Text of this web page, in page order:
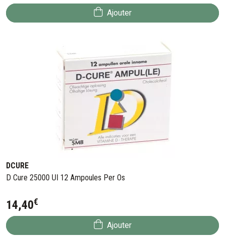
Ajouter
DCURE
D Cure 25000 UI 12 Ampoules Per Os
14,40€
Ajouter